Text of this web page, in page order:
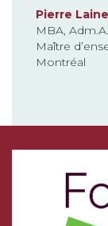
Pierre
MBA,
Maître
Montréal